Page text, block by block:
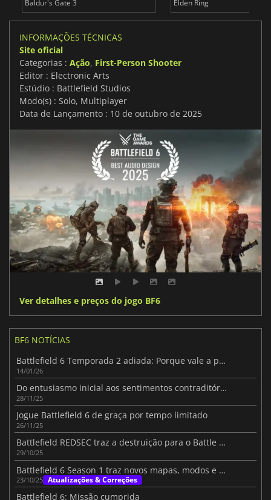
Baldur's Gate 3 Elden Ring
INFORMAÇÕES TÉCNICAS
Site oficial
Categorias : Ação, First-Person Shooter
Editor : Electronic Arts
Estúdio : Battlefield Studios
Modo(s) : Solo, Multiplayer
Data de Lançamento : 10 de outubro de 2025
Ver detalhes e preços do jogo BF6
BF6 NOTÍCIAS
Battlefield 6 Temporada 2 adiada: Porque vale a pena esperar um pouco mais
14/01/26
Do entusiasmo inicial aos sentimentos contraditórios em Battlefield 6
28/11/25
Jogue Battlefield 6 de graça por tempo limitado
26/11/25
Battlefield REDSEC traz a destruição para o Battle Royale
29/10/25
Battlefield 6 Season 1 traz novos mapas, modos e armas
23/10/25 Atualizações & Correções
Battlefield 6: Missão cumprida